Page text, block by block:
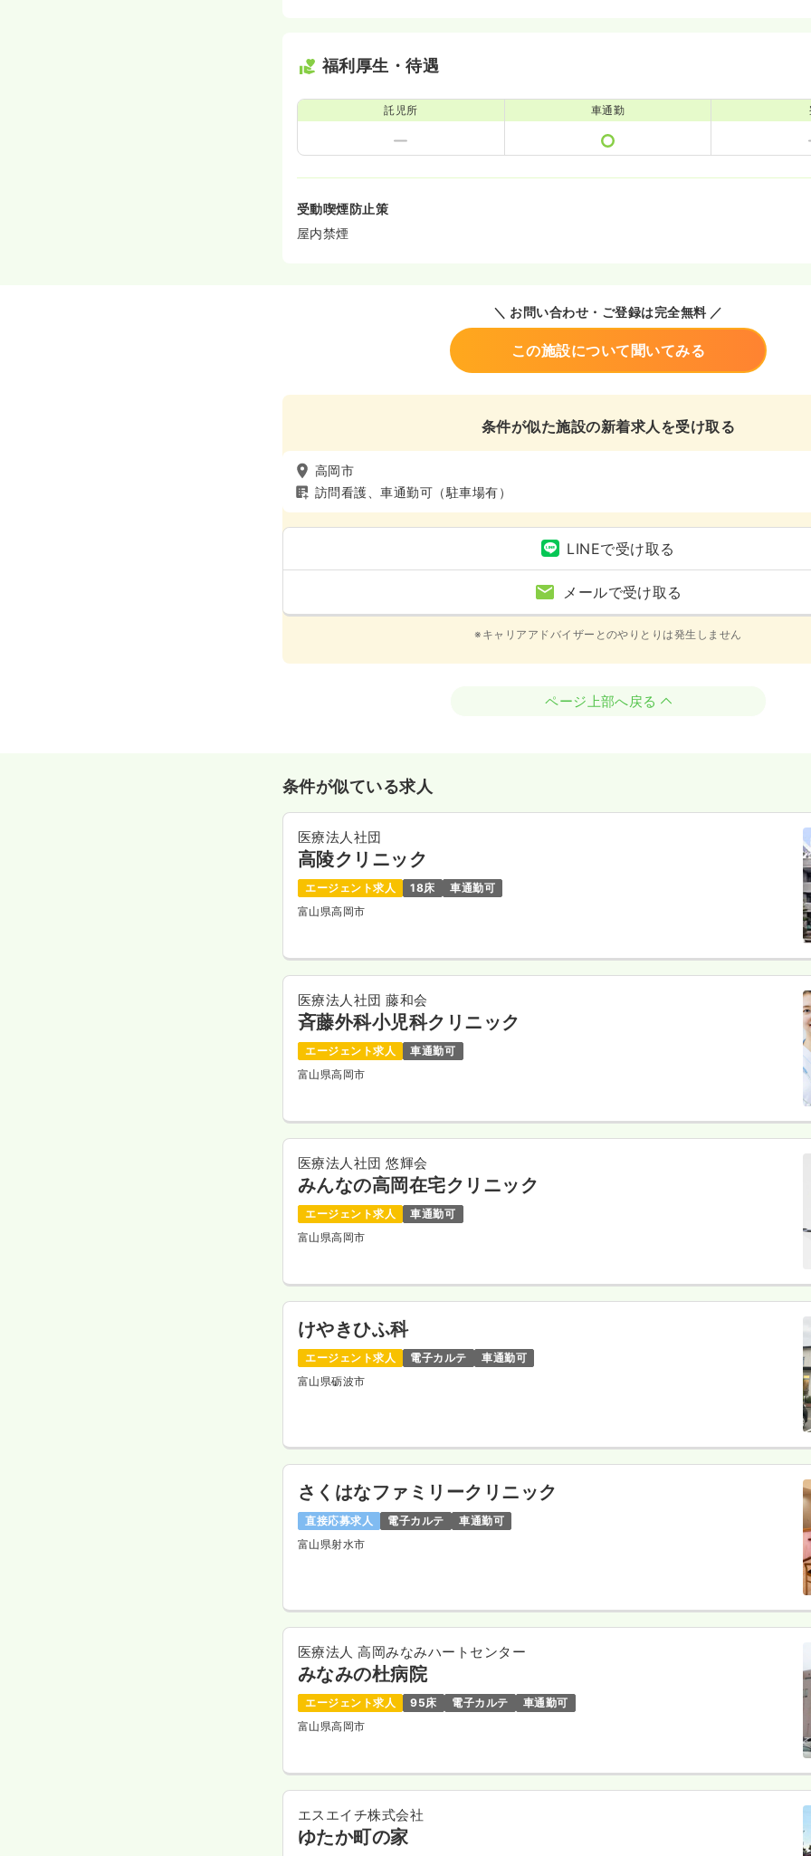
福利厚生・待遇
託児所 車通勤
受動喫煙防止策
屋内禁煙
＼ お問い合わせ・ご登録は完全無料 ／
この施設について聞いてみる
条件が似た施設の新着求人を受け取る
高岡市
訪問看護、車通勤可（駐車場有）
LINEで受け取る
メールで受け取る
※キャリアアドバイザーとのやりとりは発生しません
ページ上部へ戻る
条件が似ている求人
医療法人社団
高陵クリニック
エージェント求人 18床
車通勤可
富山県高岡市
医療法人社団 藤和会
斉藤外科小児科クリニック
エージェント求人
車通勤可
富山県高岡市
医療法人社団 悠輝会
みんなの高岡在宅クリニック
エージェント求人
車通勤可
富山県高岡市
けやきひふ科
エージェント求人 電子カルテ
車通勤可
富山県砺波市
さくはなファミリークリニック
直接応募求人 電子カルテ
車通勤可
富山県射水市
医療法人 高岡みなみハートセンター
みなみの杜病院
エージェント求人 95床 電子カルテ
車通勤可
富山県高岡市
エスエイチ株式会社
ゆたか町の家